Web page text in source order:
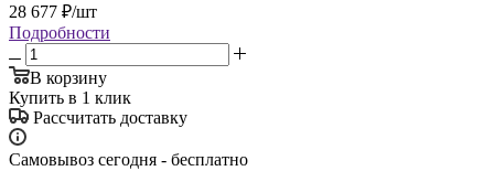
28 677 ₽/шт
Подробности
В корзину
Купить в 1 клик
Рассчитать доставку
Самовывоз сегодня - бесплатно